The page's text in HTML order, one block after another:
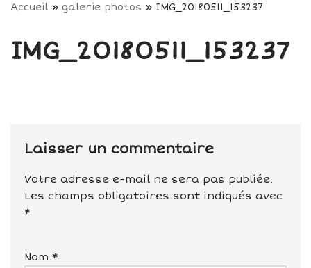
Accueil » galerie photos » IMG_20180511_153237
IMG_20180511_153237
Laisser un commentaire
Votre adresse e-mail ne sera pas publiée.
Les champs obligatoires sont indiqués avec
*
Nom *